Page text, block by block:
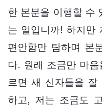
한 본분을 이행할 수
는 일입니까! 하지만
편안함만 탐하며 본
다. 원래 조금만 마
르면 새 신자들을
하고, 저는 조금도